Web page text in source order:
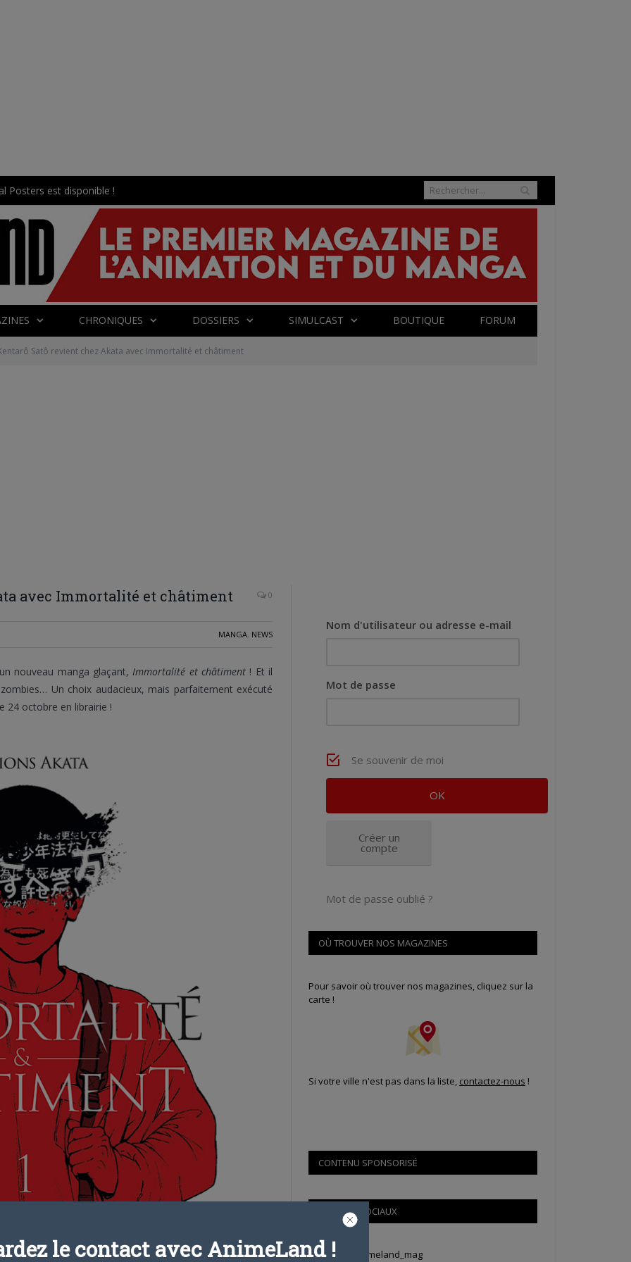
Posters est disponible !
CHRONIQUES DOSSIERS SIMULCAST BOUTIQUE FORUM
Satô revient chez Akata avec Immortalité et châtiment
avec Immortalité et châtiment 0
MANGA, NEWS
nouveau manga glaçant, Immortalité et châtiment! Et il
Un choix audacieux, mais parfaitement exécuté
24 octobre en librairie !
Nom d'utilisateur ou adresse e-mail
Mot de passe
Se souvenir de moi
Créer un
compte
Mot de passe oublié ?
OÙ TROUVER NOS MAGAZINES
Pour savoir où trouver nos magazines, cliquez sur la
carte !
Si votre ville n'est pas dans la liste, contactez-nous !
CONTENU SPONSORISÉ
RÉSEAUX SOCIAUX
Tweets by Animeland_mag
le contact avec AnimeLand !